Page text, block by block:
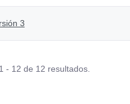
3
- 12 de 12 resultados.